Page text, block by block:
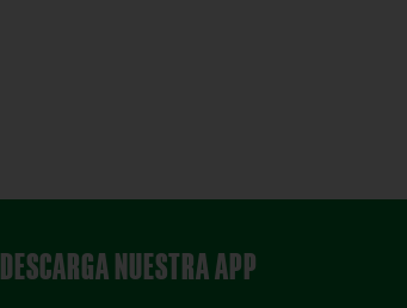
DESCARGA NUESTRA APP